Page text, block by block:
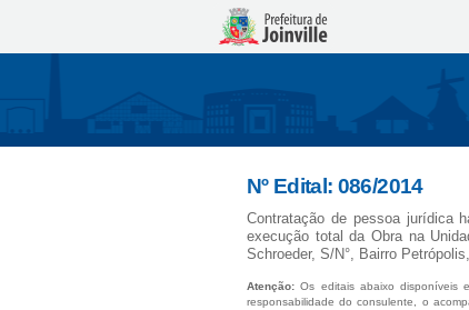
Nº Edital: 086/2014
Contratação de pessoa jurídica
execução total da Obra na
Schroeder, S/N°, Bairro
Atenção: Os editais abaixo disponíveis
responsabilidade do consulente, o